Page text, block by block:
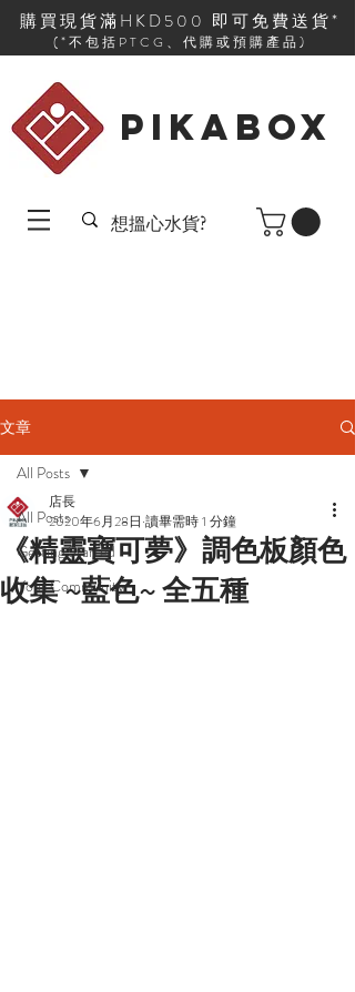
購買現貨滿HKD500 即可免費送貨*
(*不包括PTCG、代購或預購產品)
PIKABOX
文章
All Posts
Getting Started
Your Community
All Posts
《精靈寶可夢》調色板顏色
收集 ~藍色~ 全五種
店長
2020年6月28日 讀畢需時 1 分鐘